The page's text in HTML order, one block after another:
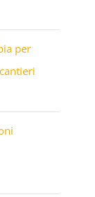
per